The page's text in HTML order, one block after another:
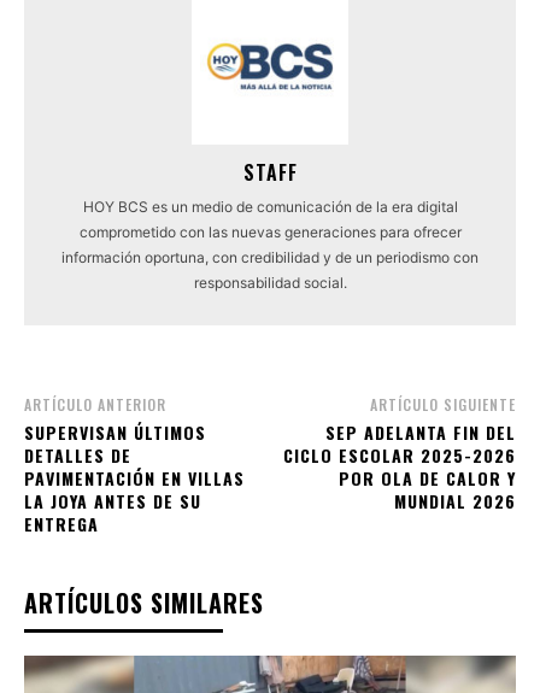
STAFF
HOY BCS es un medio de comunicación de la era digital
comprometido con las nuevas generaciones para ofrecer
información oportuna, con credibilidad y de un periodismo con
responsabilidad social.
ARTÍCULO ANTERIOR
SUPERVISAN ÚLTIMOS
DETALLES DE
PAVIMENTACIÓN EN VILLAS
LA JOYA ANTES DE SU
ENTREGA
ARTÍCULO SIGUIENTE
SEP ADELANTA FIN DEL
CICLO ESCOLAR 2025-2026
POR OLA DE CALOR Y
MUNDIAL 2026
ARTÍCULOS SIMILARES